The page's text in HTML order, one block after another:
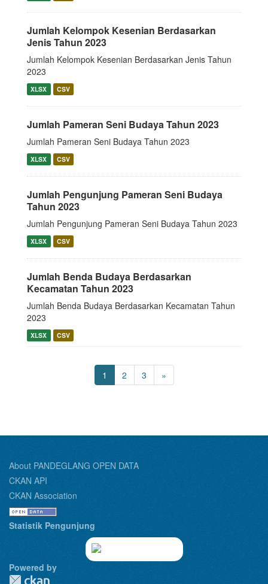
Jumlah Kelompok Kesenian Berdasarkan
Jenis Tahun 2023
Jumlah Kelompok Kesenian Berdasarkan Jenis Tahun
2023
XLSX CSV
Jumlah Pameran Seni Budaya Tahun 2023
Jumlah Pameran Seni Budaya Tahun 2023
XLSX CSV
Jumlah Pengunjung Pameran Seni Budaya
Tahun 2023
Jumlah Pengunjung Pameran Seni Budaya Tahun 2023
XLSX CSV
Jumlah Benda Budaya Berdasarkan
Kecamatan Tahun 2023
Jumlah Benda Budaya Berdasarkan Kecamatan Tahun
2023
XLSX CSV
1 2 3 »
About PANDEGLANG OPEN DATA
CKAN API
CKAN Association
Statistik Pengunjung
Powered by